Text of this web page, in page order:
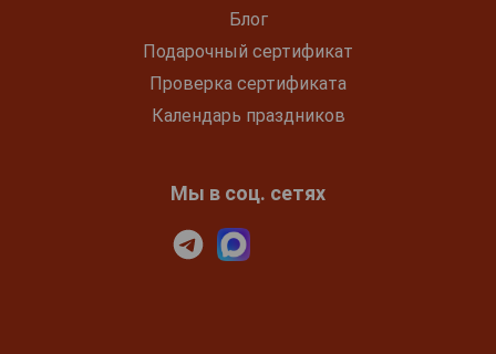
Блог
Подарочный сертификат
Проверка сертификата
Календарь праздников
Мы в соц. сетях